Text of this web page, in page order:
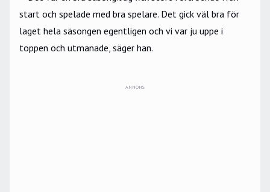
start och spelade med bra spelare. Det gick väl bra för
laget hela säsongen egentligen och vi var ju uppe i
toppen och utmanade, säger han.
ANNONS